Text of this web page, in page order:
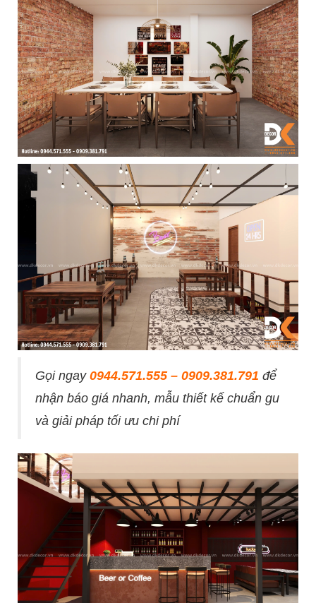
Gọi ngay0944.571.555 – 0909.381.791 để
nhận báo giá nhanh, mẫu thiết kế chuẩn gu
và giải pháp tối ưu chi phí